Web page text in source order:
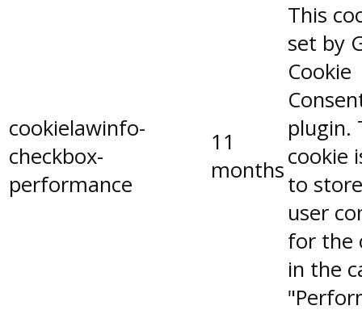
cookielawinfo-
checkbox-
performance
11
months
This
set by
Cookie
plugin.
cookie
to
user
for the
in the